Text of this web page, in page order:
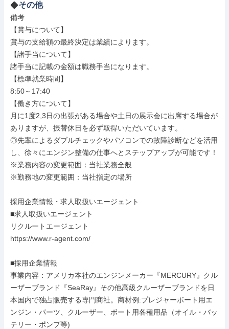
その他
備考
【賞与について】
賞与の支給額の最終決定は業績によります。
【諸手当について】
諸手当に記載の金額は職務手当になります。
【標準就業時間】
8:50～17:40
【働き方について】
月に1度2,3日の出張がある場合や土日の展示会に出席する場合が
ありますが、振替休日を必ず取得いただいています。
◎先輩によるダブルチェックやパソコンでの故障診断などを活用
し、徐々にエンジン整備の仕事へとステップアップが可能です！
※業務内容の変更範囲：当社業務全般
※勤務地の変更範囲：当社指定の場所
採用企業情報・求人取扱いエージェント
■求人取扱いエージェント
リクルートエージェント
https://www.r-agent.com/
■採用企業情報
事業内容：アメリカ本社のエンジンメーカー『MERCURY』クル
ーザーブランド『SeaRay』その他高級クルーザーブランドを日
本国内で独占販売する専門商社。商材例:プレジャーボート用エ
ンジン・パーツ、クルーザー、ボート用各種用品（オイル・バッ
テリー・ポンプ等)